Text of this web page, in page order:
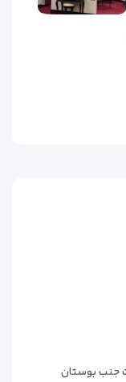
جنب بوستان